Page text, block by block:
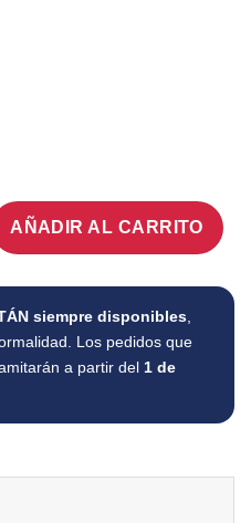
AÑADIR AL CARRITO
siempre disponibles
Los pedidos que
a partir del 1 de